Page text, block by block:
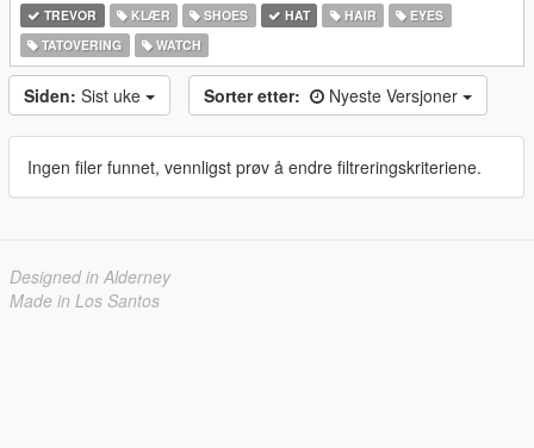
TREVOR KLÆR SHOES HAT HAIR
EYES
TATOVERING
WATCH
Siden: Sist uke Sorter etter: Nyeste Versjoner
Ingen filer funnet, vennligst prøv å endre filtreringskriteriene.
Designed in Alderney
Made in Los Santos